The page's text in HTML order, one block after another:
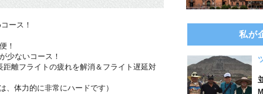
ース！
！
少ないコース！
離フライトの疲れを解消＆フライト遅延対
、体力的に非常にハードです）
私が